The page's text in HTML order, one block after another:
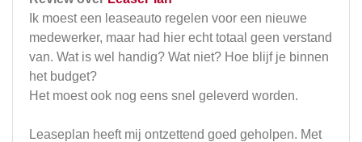
Ik moest een leaseauto regelen voor een nieuwe
medewerker, maar had hier echt totaal geen verstand
van. Wat is wel handig? Wat niet? Hoe blijf je binnen
het budget?
Het moest ook nog eens snel geleverd worden.
Leaseplan heeft mij ontzettend goed geholpen. Met